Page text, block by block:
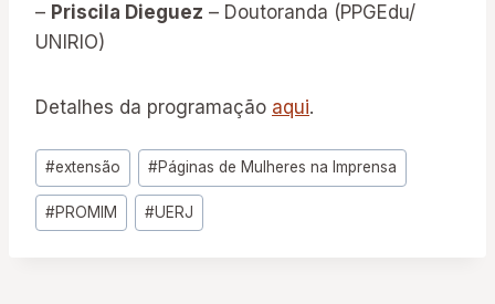
– Priscila Dieguez – Doutoranda (PPGEdu/
UNIRIO)
Detalhes da programação aqui.
Tags
do
Post:
#extensão #Páginas de Mulheres na Imprensa
#PROMIM #UERJ